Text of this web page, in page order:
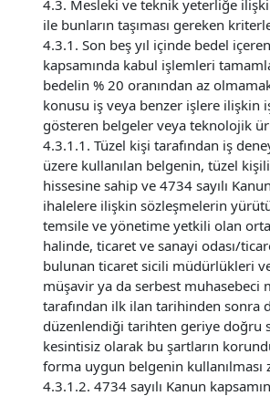
4.3. Mesleki ve teknik yeterliğe
ile bunların taşıması gereken
4.3.1. Son beş yıl içinde bedel
kapsamında kabul işlemleri
bedelin % 20 oranından az
konusu iş veya benzer işlere ilişkin
gösteren belgeler veya teknolojik
4.3.1.1. Tüzel kişi tarafından iş
üzere kullanılan belgenin, tüzel
hissesine sahip ve 4734 sayılı
ihalelere ilişkin sözleşmelerin
temsile ve yönetime yetkili olan
halinde, ticaret ve sanayi odası/
bulunan ticaret sicili müdürlükleri
müşavir ya da serbest muhasebeci
tarafından ilk ilan tarihinden sonra
düzenlendiği tarihten geriye doğru
kesintisiz olarak bu şartların
forma uygun belgenin kullanılması
4.3.1.2. 4734 sayılı Kanun